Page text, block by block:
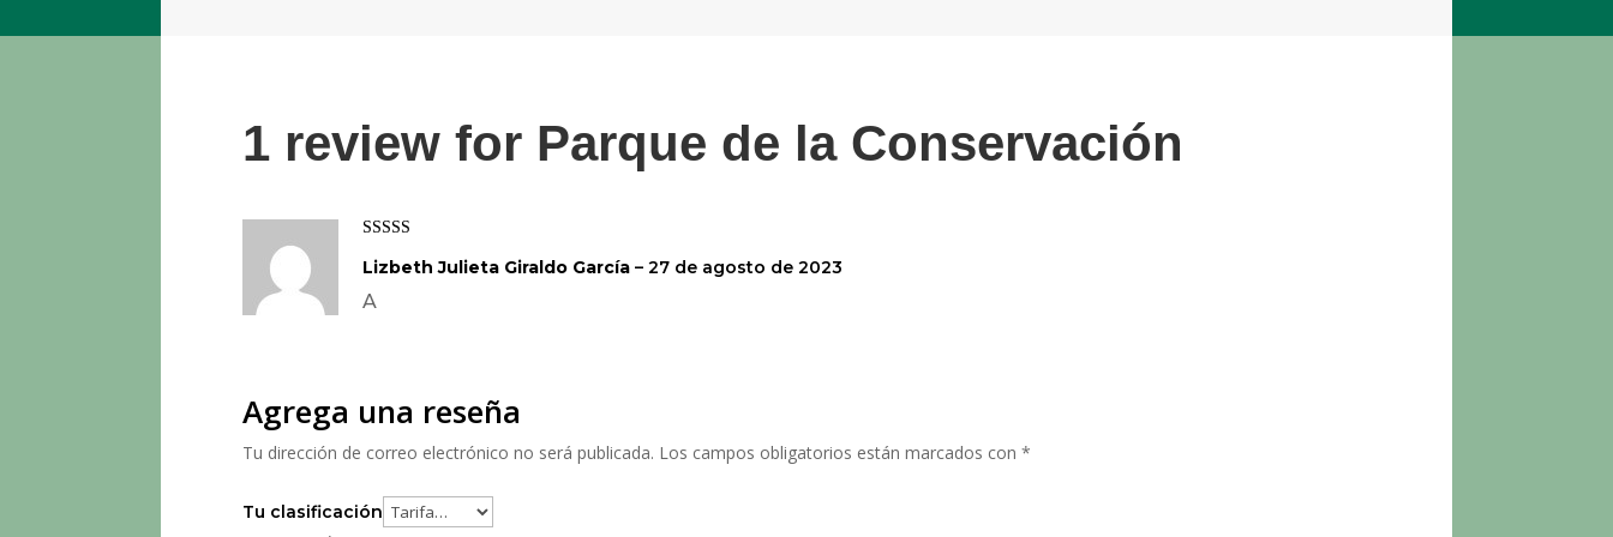
1 review for Parque de la Conservación
5de 5
Lizbeth Julieta Giraldo García – 27 de agosto de 2023
A
Agrega una reseña
Tu dirección de correo electrónico no será publicada. Los campos obligatorios están marcados con *
Tu clasificación